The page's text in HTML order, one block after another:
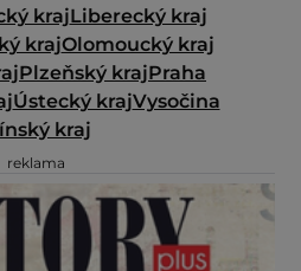
krajLiberecký kraj
krajOlomoucký kraj
Plzeňský krajPraha
Ústecký krajVysočina
kraj
reklama